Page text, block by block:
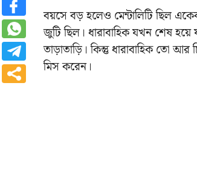
বয়সে বড় হলেও মেন্টালিটি ছিল
জুটি ছিল। ধারাবাহিক যখন শেষ
তাড়াতাড়ি। কিন্তু ধারাবাহিক তো
মিস করেন।